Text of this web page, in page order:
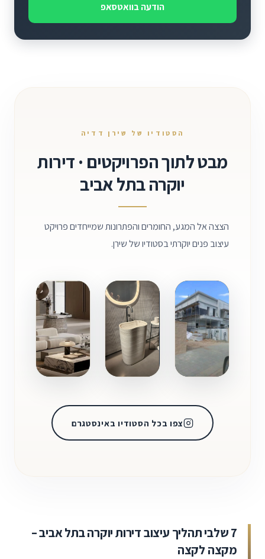
הודעה בוואטסאפ
הסטודיו של שירן דדיה
מבט לתוך הפרויקטים · דירות
יוקרה בתל אביב
הצצה אל המגע, החומרים והפתרונות שמייחדים פרויקט
עיצוב פנים יוקרתי בסטודיו של שירן.
צפו בכל הסטודיו באינסטגרם
7 שלבי תהליך עיצוב דירות יוקרה בתל אביב –
מקצה לקצה